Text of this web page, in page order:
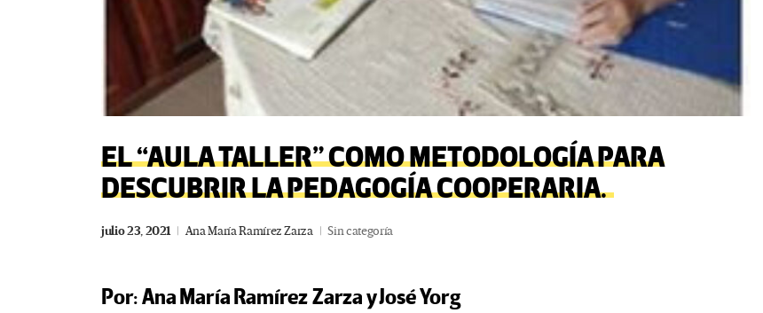
EL “AULA TALLER” COMO METODOLOGÍA PARA
DESCUBRIR LA PEDAGOGÍA COOPERARIA.
julio 23, 2021 Ana María Ramírez Zarza Sin categoría
Por:Ana María Ramírez Zarza yJosé Yorg